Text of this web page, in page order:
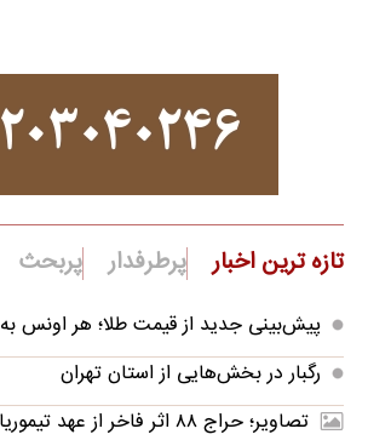
تازه ترین اخبار پرطرفدار پربحث
پیش‌بینی جدید از قیمت طلا؛ هر اونس به ۴۷۰۰ دلار می‌رسد؟
رگبار در بخش‌هایی از استان تهران
تصاویر؛ حراج ۸۸ اثر فاخر از عهد تیموریان تا دوره معاصر